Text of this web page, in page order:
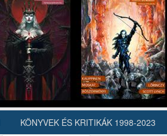
KÖNYVEK ÉS KRITIKÁK 1998-2023